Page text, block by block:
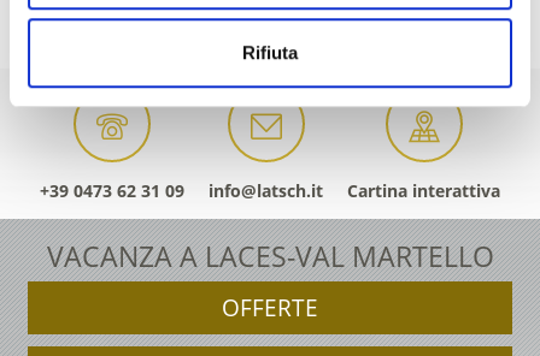
Rifiuta
+39 0473 62 31 09 info@latsch.it Cartina interattiva
VACANZA A LACES-VAL MARTELLO
OFFERTE